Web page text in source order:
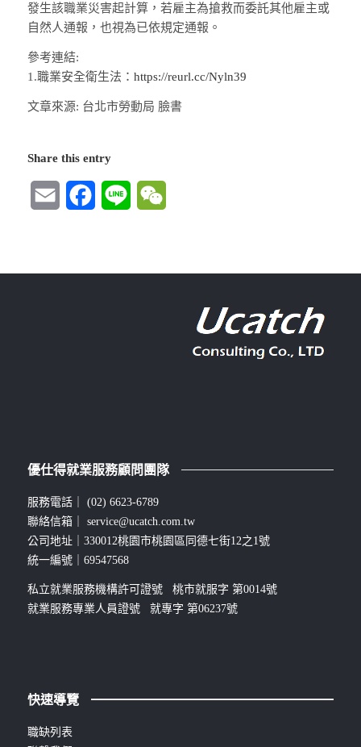
發生該職業災害起計算，若雇主為搶救而委託其他雇主或
自然人通報，也視為已依規定通報。
參考連結:
1.職業安全衛生法： https://reurl.cc/Nyln39
文章來源: 台北市勞動局 臉書
Share this entry
Email FacebookLine
優仕得就業服務顧問團隊
服務電話｜ (02) 6623-6789
聯絡信箱｜ service@ucatch.com.tw
公司地址｜330012桃園市桃園區同德七街12之1號
統一編號｜69547568
私立就業服務機構許可證號 桃市就服字 第0014號
就業服務專業人員證號 就專字 第06237號
快速導覽
職缺列表